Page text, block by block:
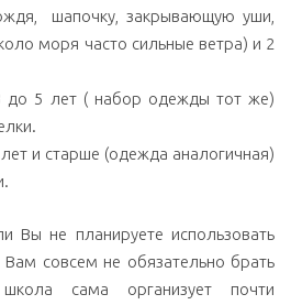
шапочку, закрывающую уши,
моря часто сильные ветра) и 2
до 5 лет ( набор одежды тот же)
и старше (одежда аналогичная)
Вы не планируете использовать
Вам совсем не обязательно брать
сама организует почти